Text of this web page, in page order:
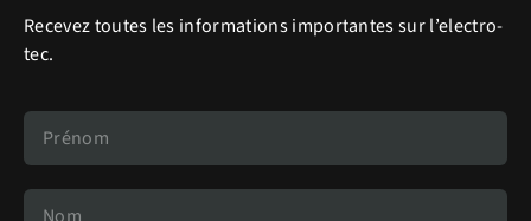
Recevez toutes les informations importantes sur l’electro-
tec.